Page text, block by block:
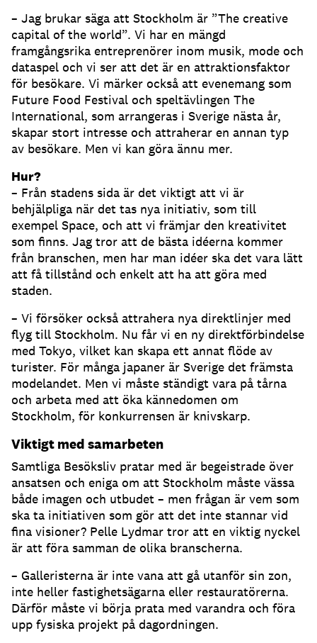
– Jag brukar säga att Stockholm är ”The creative
capital of the world”. Vi har en mängd
framgångsrika entreprenörer inom musik, mode och
dataspel och vi ser att det är en attraktionsfaktor
för besökare. Vi märker också att evenemang som
Future Food Festival och speltävlingen The
International, som arrangeras i Sverige nästa år,
skapar stort intresse och attraherar en annan typ
av besökare. Men vi kan göra ännu mer.
Hur?
– Från stadens sida är det viktigt att vi är
behjälpliga när det tas nya initiativ, som till
exempel Space, och att vi främjar den kreativitet
som finns. Jag tror att de bästa idéerna kommer
från branschen, men har man idéer ska det vara lätt
att få tillstånd och enkelt att ha att göra med
staden.
– Vi försöker också attrahera nya direktlinjer med
flyg till Stockholm. Nu får vi en ny direktförbindelse
med Tokyo, vilket kan skapa ett annat flöde av
turister. För många japaner är Sverige det främsta
modelandet. Men vi måste ständigt vara på tårna
och arbeta med att öka kännedomen om
Stockholm, för konkurrensen är knivskarp.
Viktigt med samarbeten
Samtliga Besöksliv pratar med är begeistrade över
ansatsen och eniga om att Stockholm måste vässa
både imagen och utbudet – men frågan är vem som
ska ta initiativen som gör att det inte stannar vid
fina visioner? Pelle Lydmar tror att en viktig nyckel
är att föra samman de olika branscherna.
– Galleristerna är inte vana att gå utanför sin zon,
inte heller fastighetsägarna eller restauratörerna.
Därför måste vi börja prata med varandra och föra
upp fysiska projekt på dagordningen.